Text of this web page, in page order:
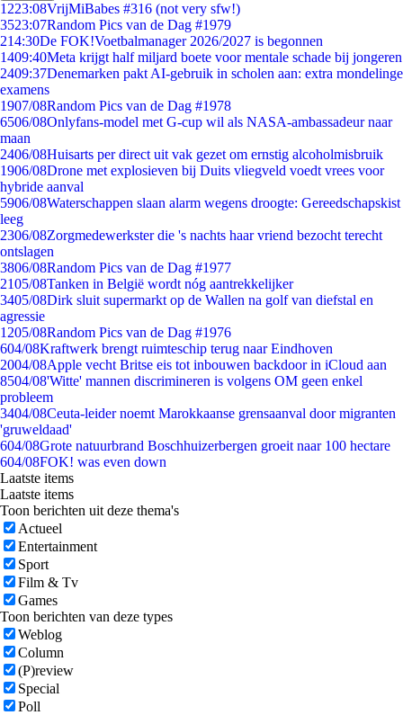
1223:08VrijMiBabes #316 (not very sfw!)
3523:07Random Pics van de Dag #1979
214:30De FOK!Voetbalmanager 2026/2027 is begonnen
1409:40Meta krijgt half miljard boete voor mentale schade bij jongeren
2409:37Denemarken pakt AI-gebruik in scholen aan: extra mondelinge
examens
1907/08Random Pics van de Dag #1978
6506/08Onlyfans-model met G-cup wil als NASA-ambassadeur naar
maan
2406/08Huisarts per direct uit vak gezet om ernstig alcoholmisbruik
1906/08Drone met explosieven bij Duits vliegveld voedt vrees voor
hybride aanval
5906/08Waterschappen slaan alarm wegens droogte: Gereedschapskist
leeg
2306/08Zorgmedewerkster die 's nachts haar vriend bezocht terecht
ontslagen
3806/08Random Pics van de Dag #1977
2105/08Tanken in België wordt nóg aantrekkelijker
3405/08Dirk sluit supermarkt op de Wallen na golf van diefstal en
agressie
1205/08Random Pics van de Dag #1976
604/08Kraftwerk brengt ruimteschip terug naar Eindhoven
2004/08Apple vecht Britse eis tot inbouwen backdoor in iCloud aan
8504/08'Witte' mannen discrimineren is volgens OM geen enkel
probleem
3404/08Ceuta-leider noemt Marokkaanse grensaanval door migranten
'gruweldaad'
604/08Grote natuurbrand Boschhuizerbergen groeit naar 100 hectare
604/08FOK! was even down
Laatste items
Laatste items
Toon berichten uit deze thema's
Actueel
Entertainment
Sport
Film & Tv
Games
Toon berichten van deze types
Weblog
Column
(P)review
Special
Poll